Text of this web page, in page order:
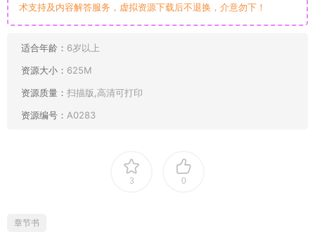
术支持及内容解答服务，虚拟资源下载后不退换，介意勿下！
适合年龄： 6岁以上
资源大小： 625M
资源质量： 扫描版,高清可打印
资源编号： A0283
3 0
章节书